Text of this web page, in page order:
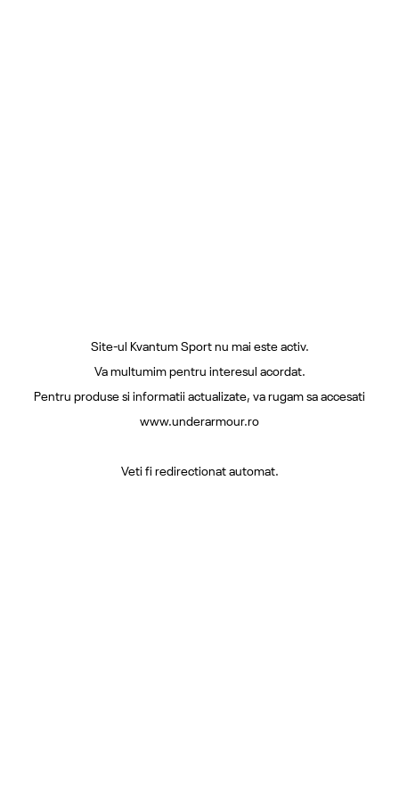
Site-ul Kvantum Sport nu mai este activ.
Va multumim pentru interesul acordat.
Pentru produse si informatii actualizate, va rugam sa accesati
www.underarmour.ro
Veti fi redirectionat automat.